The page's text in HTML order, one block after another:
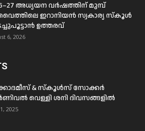
അധ്യയന വർഷത്തിന് മുമ്പ്
ഇറാനിയൻ സ്വകാര്യ സ്കൂൾ
ഉത്തരവ്
6, 2026
& സ്കൂൾസ് സോക്കർ
വെള്ളി ശനി ദിവസങ്ങളിൽ
2025